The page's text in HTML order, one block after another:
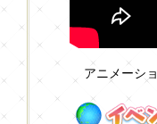
アニメーシ